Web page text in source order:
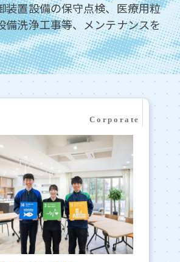
装置設備の保守点検、医療用粒
洗浄工事等、メンテナンスを